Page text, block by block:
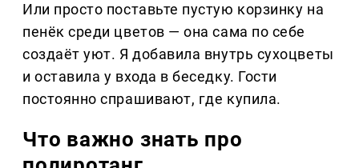
Или просто поставьте пустую корзинку на
пенёк среди цветов — она сама по себе
создаёт уют. Я добавила внутрь сухоцветы
и оставила у входа в беседку. Гости
постоянно спрашивают, где купила.
Что важно знать про